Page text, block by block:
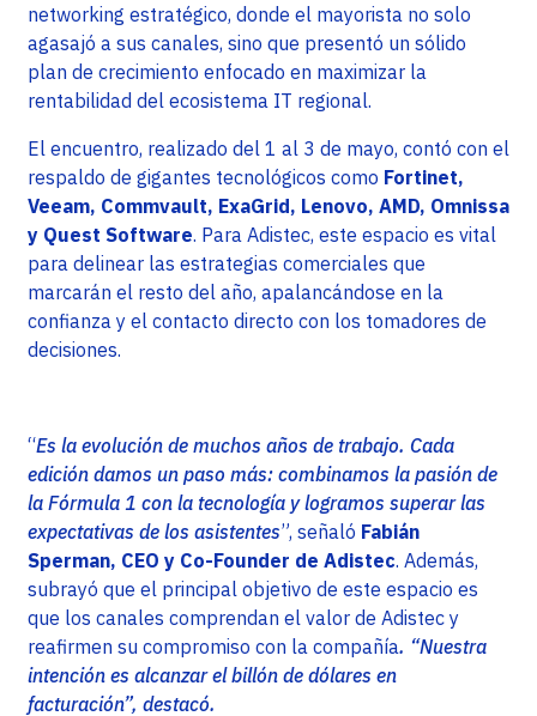
networking estratégico, donde el mayorista no solo
agasajó a sus canales, sino que presentó un sólido
plan de crecimiento enfocado en maximizar la
rentabilidad del ecosistema IT regional.
El encuentro, realizado del 1 al 3 de mayo, contó con el
respaldo de gigantes tecnológicos como Fortinet,
Veeam, Commvault, ExaGrid, Lenovo, AMD, Omnissa
y Quest Software. Para Adistec, este espacio es vital
para delinear las estrategias comerciales que
marcarán el resto del año, apalancándose en la
confianza y el contacto directo con los tomadores de
decisiones.
“Es la evolución de muchos años de trabajo. Cada
edición damos un paso más: combinamos la pasión de
la Fórmula 1 con la tecnología y logramos superar las
expectativas de los asistentes”, señaló Fabián
Sperman, CEO y Co-Founder de Adistec. Además,
subrayó que el principal objetivo de este espacio es
que los canales comprendan el valor de Adistec y
reafirmen su compromiso con la compañía. “Nuestra
intención es alcanzar el billón de dólares en
facturación”, destacó.